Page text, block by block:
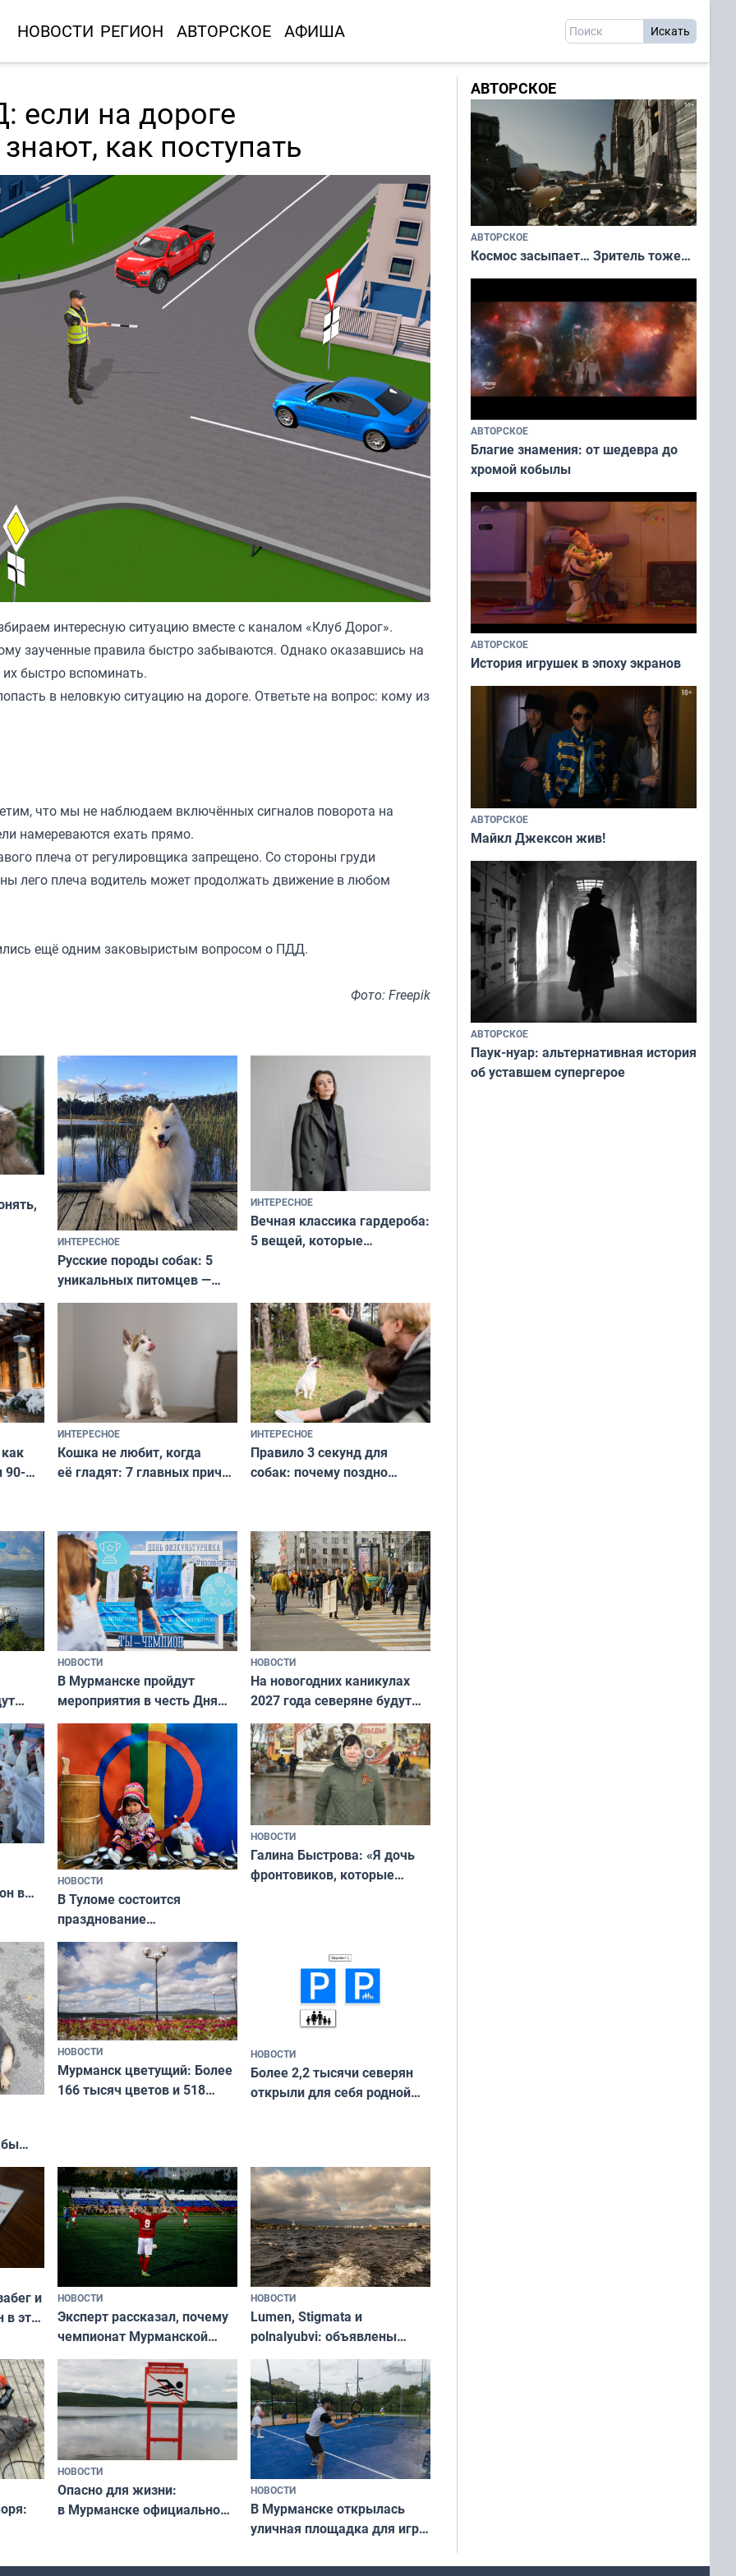
НОВОСТИ РЕГИОН АВТОРСКОЕ АФИША
если на дороге
как поступать
интересную ситуацию вместе с каналом «Клуб Дорог».
заученные правила быстро забываются. Однако оказавшись на
быстро вспоминать.
в неловкую ситуацию на дороге. Ответьте на вопрос: кому из
что мы не наблюдаем включённых сигналов поворота на
намереваются ехать прямо.
плеча от регулировщика запрещено. Со стороны груди
лего плеча водитель может продолжать движение в любом
ещё одним заковыристым вопросом о ПДД.
Фото: Freepik
ИНТЕРЕСНОЕ
Русские породы собак: 5
уникальных питомцев —
национальные сокровища
и характером
ИНТЕРЕСНОЕ
Вечная классика гардероба:
5 вещей, которые
и актуально в любой сезон
90-
ИНТЕРЕСНОЕ
Кошка не любит, когда
её гладят: 7 главных причин
независимому питомцу
ИНТЕРЕСНОЕ
Правило 3 секунд для
собак: почему поздно
питомцу всё сразу и без
криков
НОВОСТИ
В Мурманске пройдут
мероприятия в честь Дня
физкультурника
НОВОСТИ
На новогодних каникулах
2027 года северяне будут
отдыхать 11 дней
в
НОВОСТИ
В Туломе состоится
празднование
Международного дня
коренных народов мира
НОВОСТИ
Галина Быстрова: «Я дочь
фронтовиков, которые
НОВОСТИ
Мурманск цветущий: Более
166 тысяч цветов и 518
НОВОСТИ
Более 2,2 тысячи северян
открыли для себя родной
и
в эти
НОВОСТИ
Эксперт рассказал, почему
чемпионат Мурманской
области по футболу остался
незамеченным
НОВОСТИ
Lumen, Stigmata и
polnalyubvi: объявлены
хедлайнеры фестиваля
«Имандра» в 2026 года
НОВОСТИ
Опасно для жизни:
в Мурманске официально
НОВОСТИ
В Мурманске открылась
уличная площадка для игры
АВТОРСКОЕ
АВТОРСКОЕ
Космос засыпает… Зритель тоже…
АВТОРСКОЕ
Благие знамения: от шедевра до
хромой кобылы
АВТОРСКОЕ
История игрушек в эпоху экранов
АВТОРСКОЕ
Майкл Джексон жив!
АВТОРСКОЕ
Паук-нуар: альтернативная история
об уставшем супергерое